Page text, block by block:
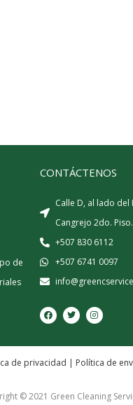
de
CONTÁCTENOS
Calle D, al lado del
Cangrejo 2do.
+507 830 6112
+507 6741 0097
F
a
c
o
k
T
w
i
r
I
n
s
r
a
de privacidad | Política de
© 2021 Green Cleaning